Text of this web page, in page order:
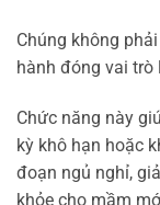
Chúng không
hành đóng vai
Chức năng này
kỳ khô hạn hoặc
đoạn ngủ nghỉ,
khỏe cho mầm